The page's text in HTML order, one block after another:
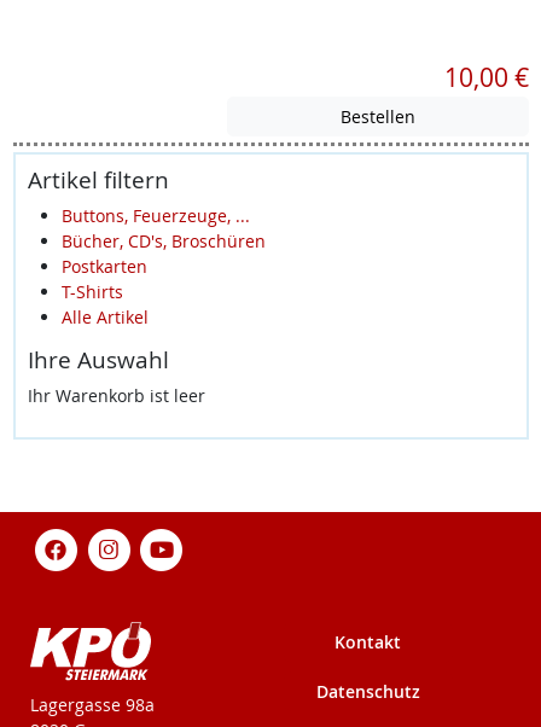
10,00 €
Artikel filtern
Buttons, Feuerzeuge, ...
Bücher, CD's, Broschüren
Postkarten
T-Shirts
Alle Artikel
Ihre Auswahl
Ihr Warenkorb ist leer
KPÖ-Steiermark
Lagergasse 98a
Kontakt
Datenschutz